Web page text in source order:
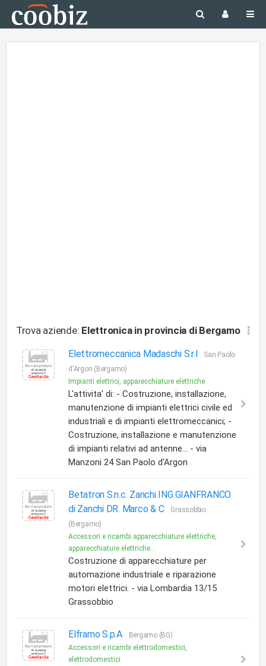
Trova aziende: Elettronica in provincia di Bergamo
Elettromeccanica Madaschi S.r.l
San Paolo
d'Argon (Bergamo)
Impianti elettrici, apparecchiature elettriche
L'attivita' di: - Costruzione, installazione,
manutenzione di impianti elettrici civile ed
industriali e di impianti elettromeccanici; -
Costruzione, installazione e manutenzione
di impianti relativi ad antenne... - via
Manzoni 24 San Paolo d'Argon
Betatron S.n.c. Zanchi ING.GIANFRANCO
di Zanchi DR. Marco & C
Grassobbio
(Bergamo)
Accessori e ricambi apparecchiature elettriche,
apparecchiature elettriche...
Costruzione di apparecchiature per
automazione industriale e riparazione
motori elettrici. - via Lombardia 13/15
Grassobbio
Elframo S.p.A
Bergamo (BG)
Accessori e ricambi elettrodomestici,
elettrodomestici